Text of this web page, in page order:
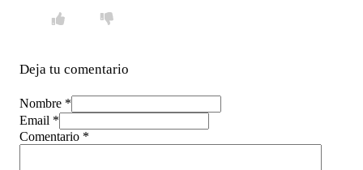
Deja tu comentario
Nombre *
Email *
Comentario *